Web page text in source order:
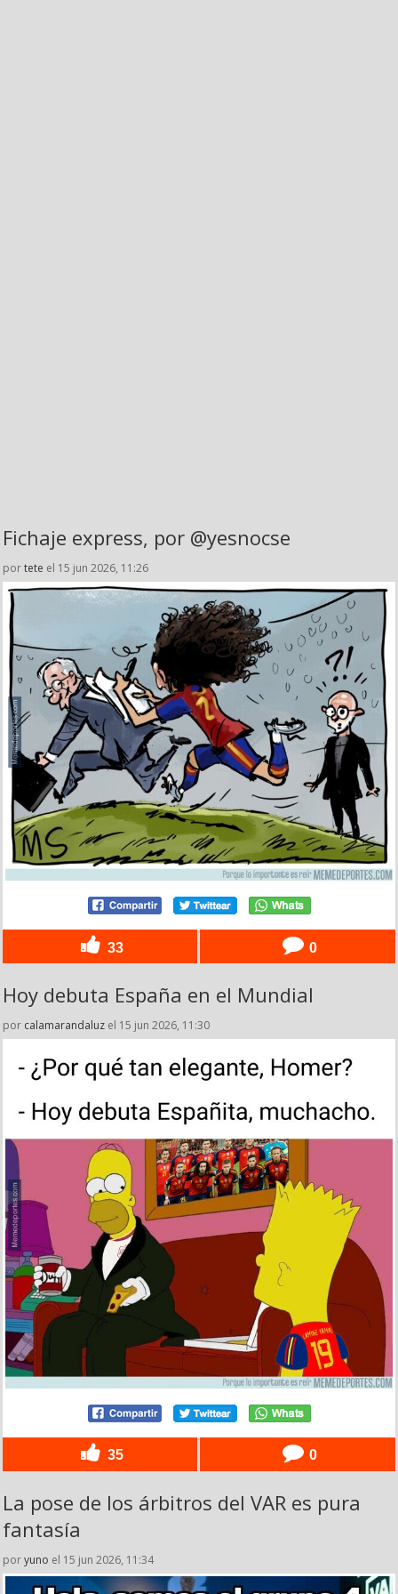
Fichaje express, por @yesnocse
portete el 15 jun 2026, 11:26
33 0
Hoy debuta España en el Mundial
por calamarandaluz el 15 jun 2026, 11:30
35 0
La pose de los árbitros del VAR es pura
fantasía
poryuno el 15 jun 2026, 11:34